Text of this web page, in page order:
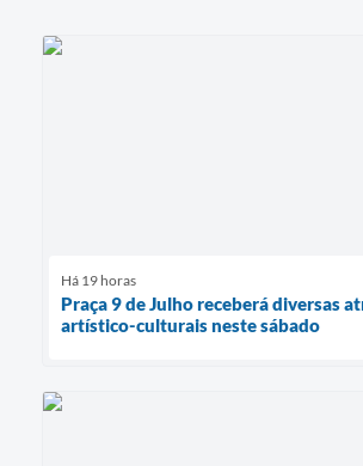
Há 19 horas
Praça 9 de Julho receberá diversas
artístico-culturais neste sábado